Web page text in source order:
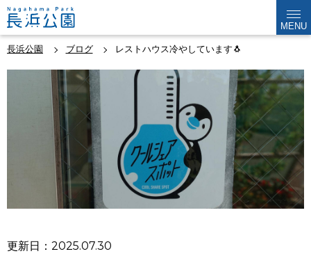
MENU
長浜公園 ブログ レストハウス冷やしています🐧
更新日：2025.07.30